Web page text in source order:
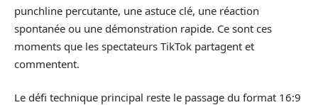
punchline percutante, une astuce clé, une réaction
spontanée ou une démonstration rapide. Ce sont ces
moments que les spectateurs TikTok partagent et
commentent.
Le défi technique principal reste le passage du format 16:9